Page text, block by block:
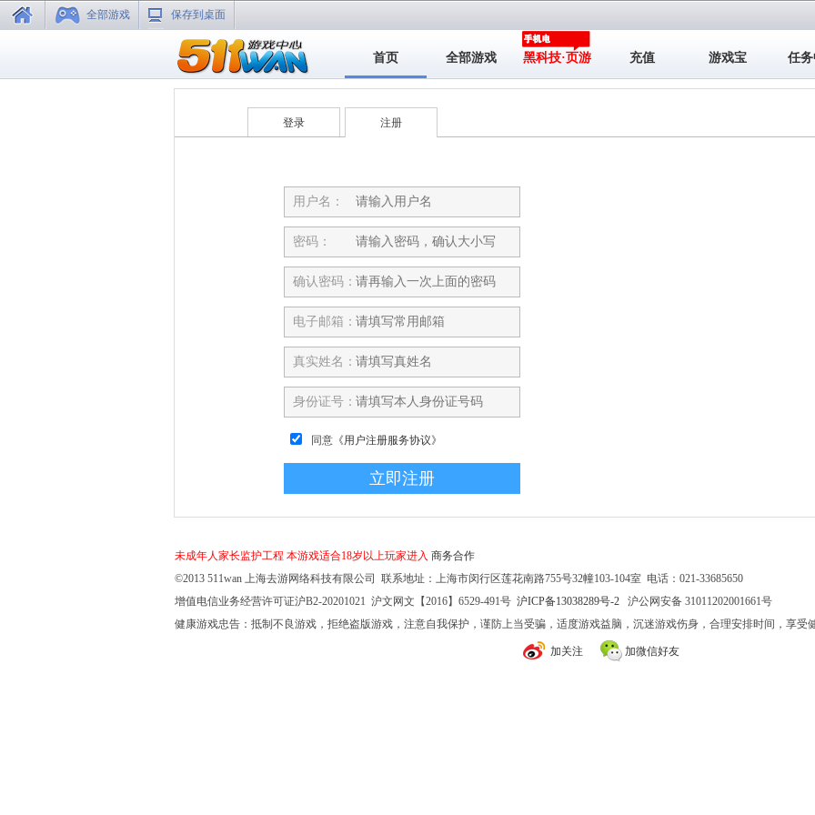
全部游戏 保存到桌面
首页 全部游戏 黑科技·页游 充值 游戏宝 任
登录 注册
用户名：
密码：
确认密码：
电子邮箱：
真实姓名：
身份证号：
同意 《用户注册服务协议》
未成年人家长监护工程 本游戏适合18岁以上玩家进入 商务合作
©2013 511wan 上海去游网络科技有限公司 联系地址：上海市闵行区莲花南路755号32幢103-104室 电话：021-33685650
增值电信业务经营许可证沪B2-20201021 沪文网文【2016】6529-491号 沪ICP备13038289号-2 沪公网安备 31011202001661号
健康游戏忠告：抵制不良游戏，拒绝盗版游戏，注意自我保护，谨防上当受骗，适度游戏益脑，沉迷游戏伤身，合理安排时间，享受
加关注 加微信好友